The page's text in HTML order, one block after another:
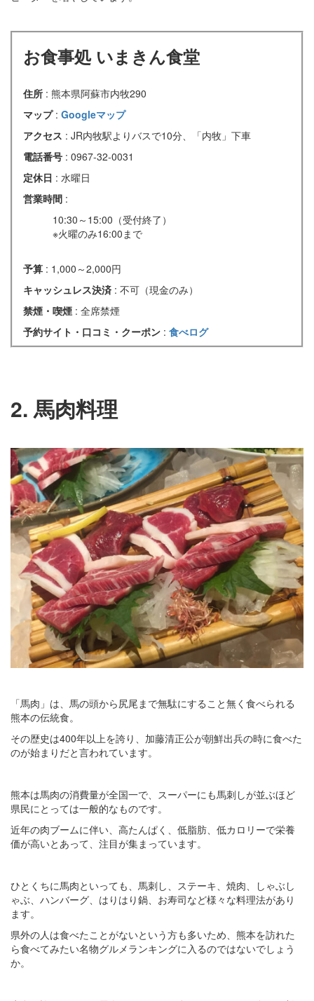
お食事処 いまきん食堂
住所 : 熊本県阿蘇市内牧290
マップ : Googleマップ
アクセス : JR内牧駅よりバスで10分、「内牧」下車
電話番号 : 0967-32-0031
定休日 : 水曜日
営業時間 :
10:30～15:00（受付終了）
※火曜のみ16:00まで
予算 : 1,000～2,000円
キャッシュレス決済 : 不可（現金のみ）
禁煙・喫煙 : 全席禁煙
予約サイト・口コミ・クーポン : 食べログ
2. 馬肉料理
「馬肉」は、馬の頭から尻尾まで無駄にすること無く食べられる
熊本の伝統食。
その歴史は400年以上を誇り、加藤清正公が朝鮮出兵の時に食べた
のが始まりだと言われています。
熊本は馬肉の消費量が全国一で、スーパーにも馬刺しが並ぶほど
県民にとっては一般的なものです。
近年の肉ブームに伴い、高たんぱく、低脂肪、低カロリーで栄養
価が高いとあって、注目が集まっています。
ひとくちに馬肉といっても、馬刺し、ステーキ、焼肉、しゃぶし
ゃぶ、ハンバーグ、はりはり鍋、お寿司など様々な料理法があり
ます。
県外の人は食べたことがないという方も多いため、熊本を訪れた
ら食べてみたい名物グルメランキングに入るのではないでしょう
か。